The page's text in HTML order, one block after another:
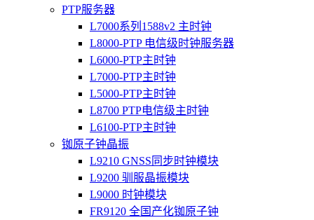
PTP服务器
L7000系列1588v2 主时钟
L8000-PTP 电信级时钟服务器
L6000-PTP主时钟
L7000-PTP主时钟
L5000-PTP主时钟
L8700 PTP电信级主时钟
L6100-PTP主时钟
铷原子钟晶振
L9210 GNSS同步时钟模块
L9200 驯服晶振模块
L9000 时钟模块
FR9120 全国产化铷原子钟